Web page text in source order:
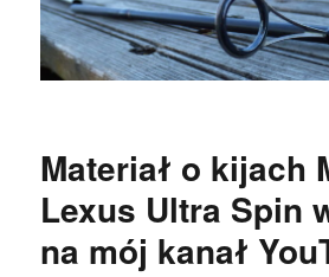
Materiał o kijach
Lexus Ultra Spin
na mój kanał